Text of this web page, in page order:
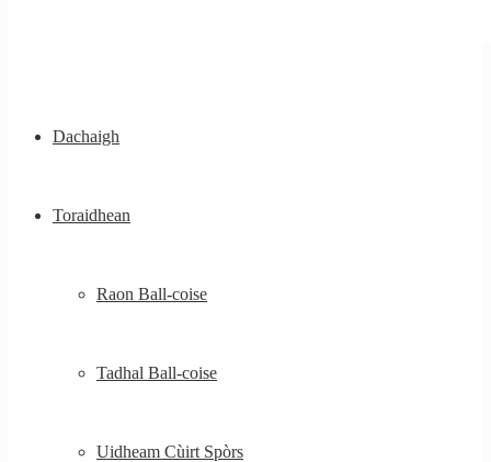
Dachaigh
Toraidhean
Raon Ball-coise
Tadhal Ball-coise
Uidheam Cùirt Spòrs